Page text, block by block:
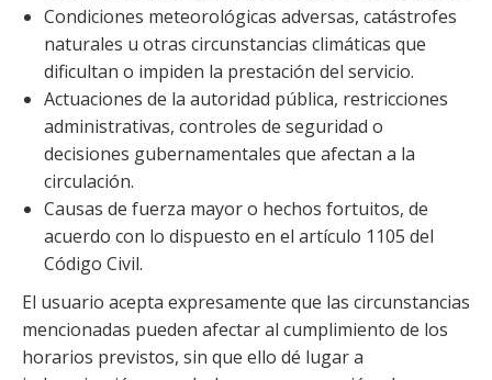
Condiciones meteorológicas adversas, catástrofes
naturales u otras circunstancias climáticas que
dificultan o impiden la prestación del servicio.
Actuaciones de la autoridad pública, restricciones
administrativas, controles de seguridad o
decisiones gubernamentales que afectan a la
circulación.
Causas de fuerza mayor o hechos fortuitos, de
acuerdo con lo dispuesto en el artículo 1105 del
Código Civil.
El usuario acepta expresamente que las circunstancias
mencionadas pueden afectar al cumplimiento de los
horarios previstos, sin que ello dé lugar a